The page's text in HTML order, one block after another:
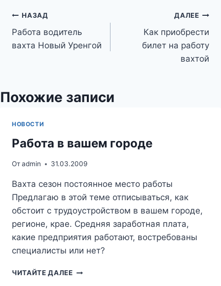
Навигация
по
НАЗАД
Работа водитель
вахта Новый Уренгой
ДАЛЕЕ
Как приобрести
билет на работу
вахтой
Похожие записи
НОВОСТИ
Работа в вашем городе
Отadmin 31.03.2009
Вахта сезон постоянное место работы
Предлагаю в этой теме отписываться, как
обстоит с трудоустройством в вашем городе,
регионе, крае. Средняя заработная плата,
какие предприятия работают, востребованы
специалисты или нет?
ЧИТАЙТЕ ДАЛЕЕРАБОТА